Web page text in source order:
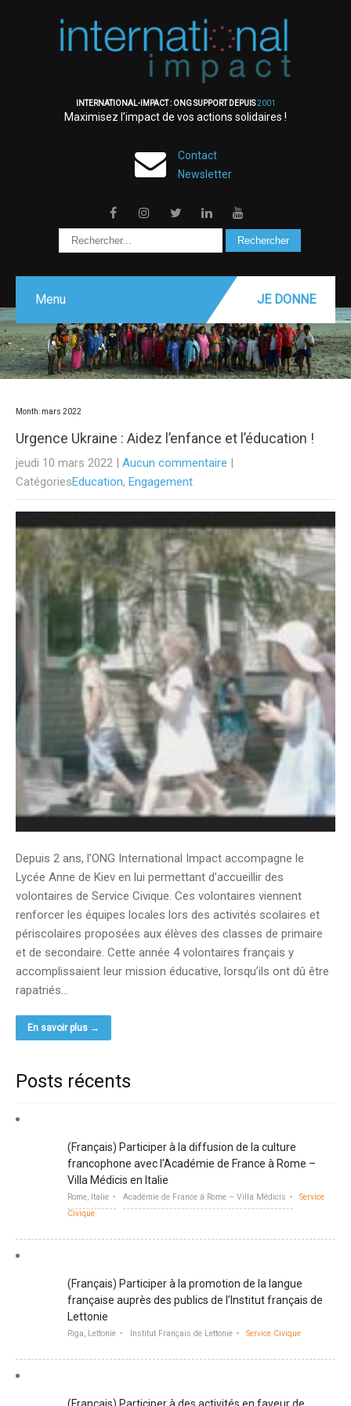
INTERNATIONAL-IMPACT : ONG SUPPORT DEPUIS2001
Maximisez l’impact de vos actions solidaires !
Contact
Newsletter
Menu JE DONNE
Month: mars 2022
Urgence Ukraine : Aidez l’enfance et l’éducation !
jeudi 10 mars 2022 | Aucun commentaire |
CatégoriesEducation, Engagement
Depuis 2 ans, l’ONG International Impact accompagne le
Lycée Anne de Kiev en lui permettant d’accueillir des
volontaires de Service Civique. Ces volontaires viennent
renforcer les équipes locales lors des activités scolaires et
périscolaires proposées aux élèves des classes de primaire
et de secondaire. Cette année 4 volontaires français y
accomplissaient leur mission éducative, lorsqu’ils ont dû être
rapatriés…
En savoir plus →
Posts récents
(Français) Participer à la diffusion de la culture
francophone avec l’Académie de France à Rome –
Villa Médicis en Italie
Rome, Italie Académie de France à Rome – Villa Médicis
Service
Civique
(Français) Participer à la promotion de la langue
française auprès des publics de l’Institut français de
Lettonie
Riga, Lettonie Institut Français de Lettonie Service Civique
(Français) Participer à des activités en faveur de